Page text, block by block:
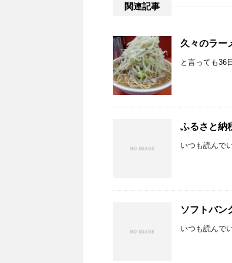
関連記事
久々のラ
と言っても36
ふるさと納
いつも読んで
ソフトバ
いつも読んで